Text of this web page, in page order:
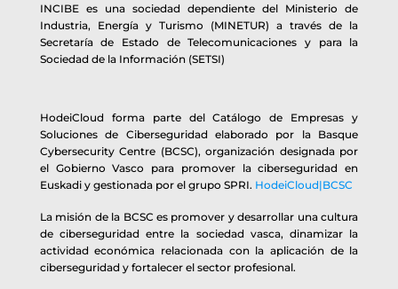
INCIBE es una sociedad dependiente del Ministerio de
Industria, Energía y Turismo (MINETUR) a través de la
Secretaría de Estado de Telecomunicaciones y para la
Sociedad de la Información (SETSI)
HodeiCloud forma parte del Catálogo de Empresas y
Soluciones de Ciberseguridad elaborado por la Basque
Cybersecurity Centre (BCSC), organización designada por
el Gobierno Vasco para promover la ciberseguridad en
Euskadi y gestionada por el grupo SPRI. HodeiCloud|BCSC
La misión de la BCSC es promover y desarrollar una cultura
de ciberseguridad entre la sociedad vasca, dinamizar la
actividad económica relacionada con la aplicación de la
ciberseguridad y fortalecer el sector profesional.